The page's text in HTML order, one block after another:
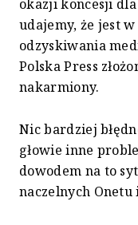
okazji koncesji
udajemy, że jest
odzyskiwania
Polska Press
nakarmiony.
Nic bardziej
głowie inne
dowodem na to
naczelnych Onetu